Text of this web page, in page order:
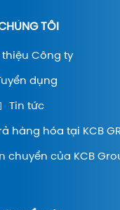
TÔI
thiệu Công ty
dụng
Tin tức
hàng hóa tại KCB
chuyển của KCB